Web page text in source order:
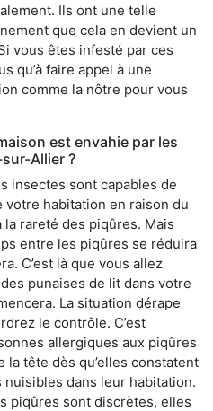
Ils ont une telle
que cela en devient un
vous êtes infesté par ces
qu’à faire appel à une
comme la nôtre pour vous
est envahie par les
Allier ?
insectes sont capables de
votre habitation en raison du
rareté des piqûres. Mais
entre les piqûres se réduira
C’est là que vous allez
punaises de lit dans votre
La situation dérape
le contrôle. C’est
allergiques aux piqûres
tête dès qu’elles constatent
dans leur habitation.
piqûres sont discrètes, elles